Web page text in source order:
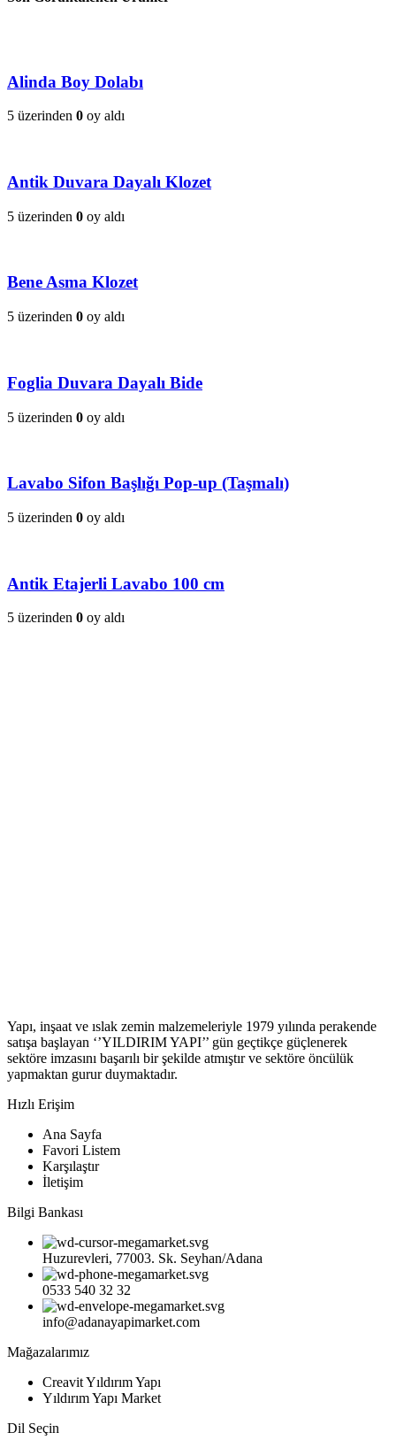
Alinda Boy Dolabı
5 üzerinden 0 oy aldı
Antik Duvara Dayalı Klozet
5 üzerinden 0 oy aldı
Bene Asma Klozet
5 üzerinden 0 oy aldı
Foglia Duvara Dayalı Bide
5 üzerinden 0 oy aldı
Lavabo Sifon Başlığı Pop-up (Taşmalı)
5 üzerinden 0 oy aldı
Antik Etajerli Lavabo 100 cm
5 üzerinden 0 oy aldı
Yapı, inşaat ve ıslak zemin malzemeleriyle 1979 yılında perakende
satışa başlayan ‘’YILDIRIM YAPI’’ gün geçtikçe güçlenerek
sektöre imzasını başarılı bir şekilde atmıştır ve sektöre öncülük
yapmaktan gurur duymaktadır.
Hızlı Erişim
Ana Sayfa
Favori Listem
Karşılaştır
İletişim
Bilgi Bankası
Huzurevleri, 77003. Sk. Seyhan/Adana
0533 540 32 32
info@adanayapimarket.com
Mağazalarımız
Creavit Yıldırım Yapı
Yıldırım Yapı Market
Dil Seçin